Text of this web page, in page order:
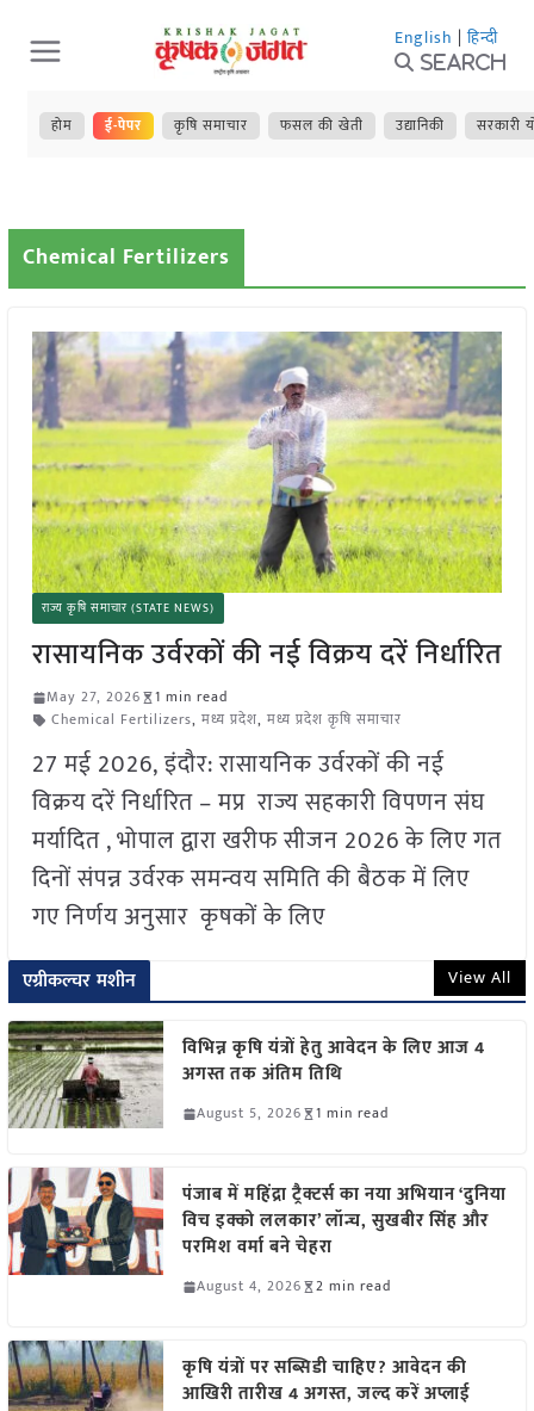
Skip
to
content
English | हिन्दी
Search
होम ई-पेपर कृषि समाचार फसल की खेती उद्यानिकी सरकारी
Chemical Fertilizers
राज्य कृषि समाचार (STATE NEWS)
रासायनिक उर्वरकों की नई विक्रय दरें निर्धारित
May 27, 2026
1 min read
Chemical Fertilizers, मध्य प्रदेश, मध्य प्रदेश कृषि समाचार
27 मई 2026, इंदौर: रासायनिक उर्वरकों की नई
विक्रय दरें निर्धारित – मप्र राज्य सहकारी विपणन संघ
मर्यादित , भोपाल द्वारा खरीफ सीजन 2026 के लिए गत
दिनों संपन्न उर्वरक समन्वय समिति की बैठक में लिए
गए निर्णय अनुसार कृषकों के लिए
एग्रीकल्चर मशीन View All
विभिन्न कृषि यंत्रों हेतु आवेदन के लिए आज 4
अगस्त तक अंतिम तिथि
August 5, 2026 1 min read
पंजाब में महिंद्रा ट्रैक्टर्स का नया अभियान ‘दुनिया
विच इक्को ललकार’ लॉन्च, सुखबीर सिंह और
परमिश वर्मा बने चेहरा
August 4, 2026 2 min read
कृषि यंत्रों पर सब्सिडी चाहिए? आवेदन की
आखिरी तारीख 4 अगस्त, जल्द करें अप्लाई